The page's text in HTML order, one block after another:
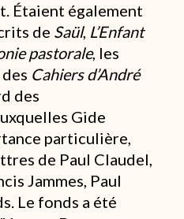
Étaient également
de Saül, L’Enfant
pastorale, les
Cahiers d’André
des
Gide
particulière,
de Paul Claudel,
Jammes, Paul
Le fonds a été